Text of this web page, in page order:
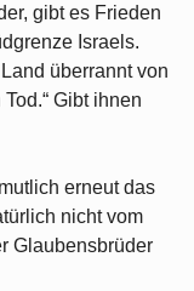
gibt es Frieden
Israels.
überrannt von
Gibt ihnen
erneut das
nicht vom
Glaubensbrüder